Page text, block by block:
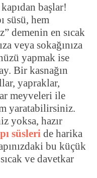
başlar!
süsü, hem
demenin en sıcak
veya sokağınıza
yapmak ise
Bir kasnağın
yapraklar,
meyveleri ile
yaratabilirsiniz.
yoksa, hazır
süsleri de harika
bu küçük
ve davetkar